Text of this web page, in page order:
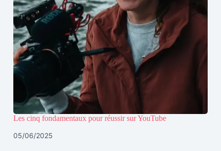
Les cinq fondamentaux pour réussir sur YouTube
05/06/2025